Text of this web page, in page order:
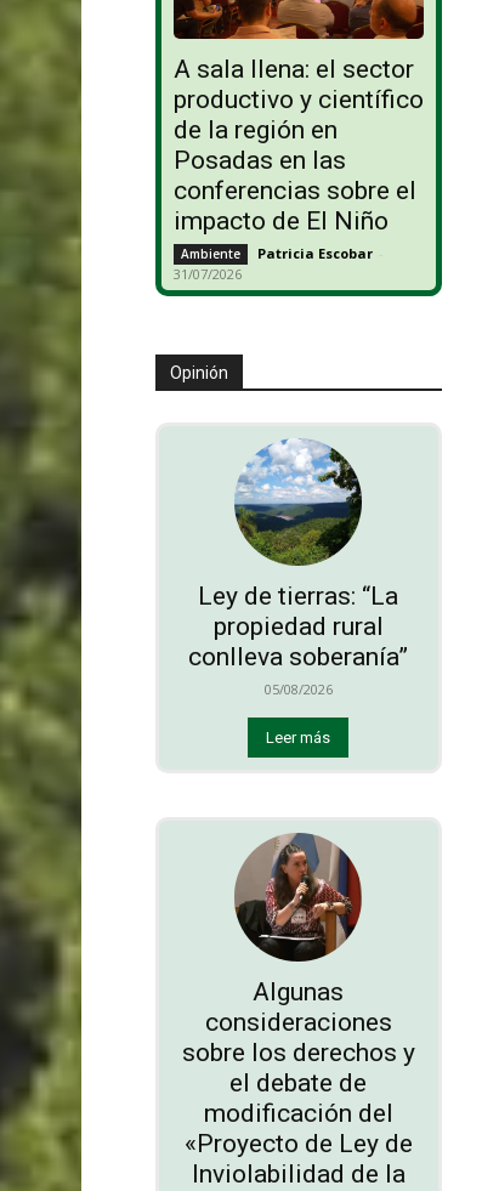
A sala llena: el sector
productivo y científico
de la región en
Posadas en las
conferencias sobre el
impacto de El Niño
Ambiente Patricia Escobar -
31/07/2026
Opinión
Ley de tierras: “La
propiedad rural
conlleva soberanía”
05/08/2026
Leer más
Algunas
consideraciones
sobre los derechos y
el debate de
modificación del
«Proyecto de Ley de
Inviolabilidad de la